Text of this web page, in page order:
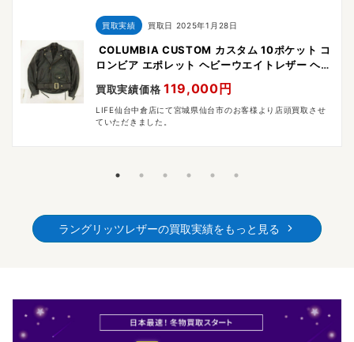
買取実績 買取日 2025年1月28日
COLUMBIA CUSTOM カスタム 10ポケット コ
ロンビア エポレット ヘビーウエイトレザー ヘビ
買取実績価格 119,000円
LIFE仙台中倉店にて宮城県仙台市のお客様より店頭買取させ
ていただきました。
ラングリッツレザーの買取実績をもっと見る